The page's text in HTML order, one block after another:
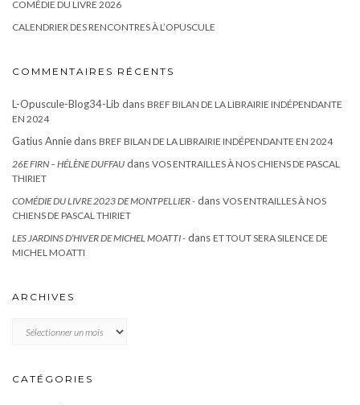
COMÉDIE DU LIVRE 2026
CALENDRIER DES RENCONTRES À L’OPUSCULE
COMMENTAIRES RÉCENTS
L-Opuscule-Blog34-Lib dans BREF BILAN DE LA LIBRAIRIE INDÉPENDANTE
EN 2024
Gatius Anniedans BREF BILAN DE LA LIBRAIRIE INDÉPENDANTE EN 2024
26E FIRN – HÉLÈNE DUFFAU dans VOS ENTRAILLES À NOS CHIENS DE PASCAL
THIRIET
COMÉDIE DU LIVRE 2023 DE MONTPELLIER - dans VOS ENTRAILLES À NOS
CHIENS DE PASCAL THIRIET
LES JARDINS D’HIVER DE MICHEL MOATTI - dans ET TOUT SERA SILENCE DE
MICHEL MOATTI
ARCHIVES
CATÉGORIES